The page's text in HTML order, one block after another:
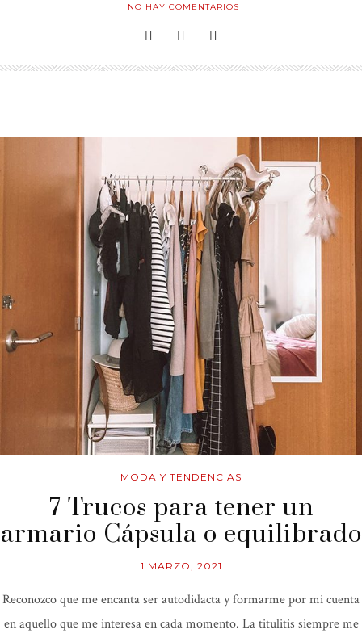
NO HAY COMENTARIOS
MODA Y TENDENCIAS
7 Trucos para tener un
armario Cápsula o equilibrado
1 MARZO, 2021
Reconozco que me encanta ser autodidacta y formarme por mi cuenta
en aquello que me interesa en cada momento. La titulitis siempre me